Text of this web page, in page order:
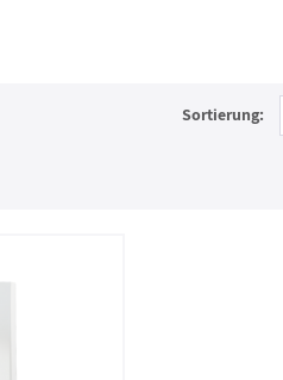
Sortierung: